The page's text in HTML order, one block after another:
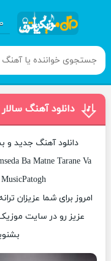
دانلود آهنگ
دانلود آهنگ جدید و
Ba Matne Tarane Va
امروز برای شما عزیزان
عزیز رو در سایت